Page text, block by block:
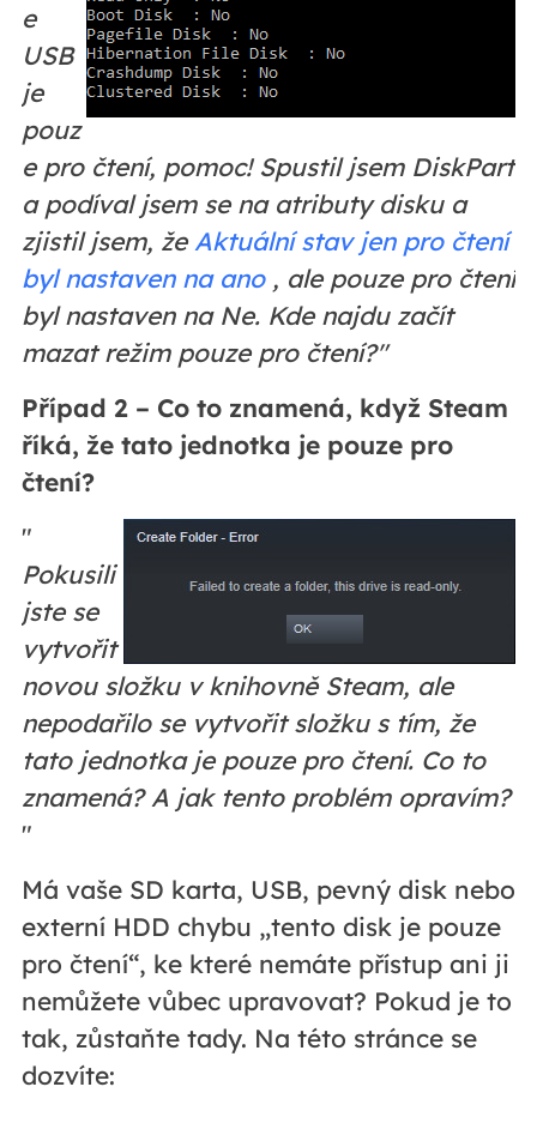
e
USB
je
pouz
e pro čtení, pomoc! Spustil jsem DiskPart
a podíval jsem se na atributy disku a
zjistil jsem, žeAktuální stav jen pro čtení
byl nastaven na ano, ale pouze pro čtení
byl nastaven na Ne. Kde najdu začít
mazat režim pouze pro čtení?"
Případ 2 – Co to znamená, když Steam
říká, že tato jednotka je pouze pro
čtení?
"
Pokusili
jste se
vytvořit
novou složku v knihovně Steam, ale
nepodařilo se vytvořit složku s tím, že
tato jednotka je pouze pro čtení. Co to
znamená? A jak tento problém opravím?
"
Má vaše SD karta, USB, pevný disk nebo
externí HDD chybu „tento disk je pouze
pro čtení“, ke které nemáte přístup ani ji
nemůžete vůbec upravovat? Pokud je to
tak, zůstaňte tady. Na této stránce se
dozvíte: